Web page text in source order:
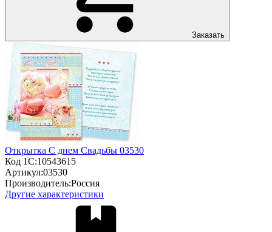
Заказать
Открытка С днем Свадьбы 03530
Код 1С:10543615
Артикул:03530
Производитель:Россия
Другие характеристики